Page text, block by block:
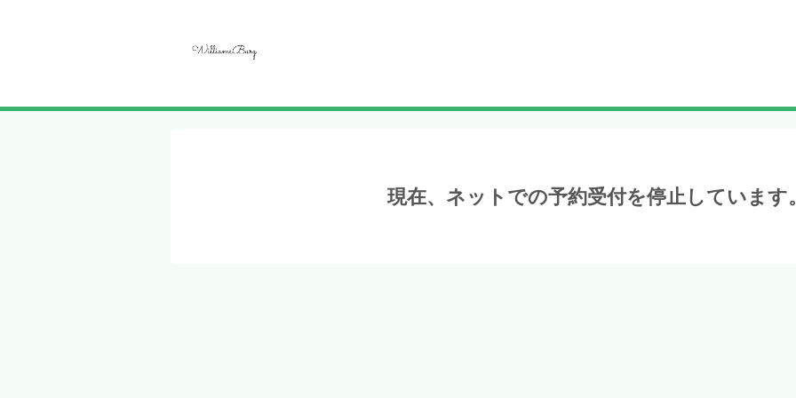
現在、ネットでの予約受付を停止しています